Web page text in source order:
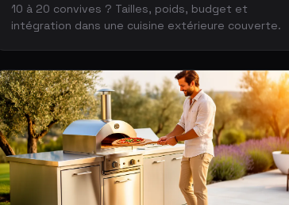
10 à 20 convives ? Tailles, poids, budget et
intégration dans une cuisine extérieure couverte.